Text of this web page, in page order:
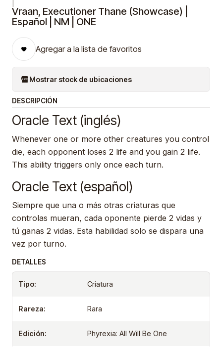
Vraan, Executioner Thane (Showcase) |
Español | NM | ONE
Agregar a la lista de favoritos
Mostrar stock de ubicaciones
DESCRIPCIÓN
Oracle Text (inglés)
Whenever one or more other creatures you control
die, each opponent loses 2 life and you gain 2 life.
This ability triggers only once each turn.
Oracle Text (español)
Siempre que una o más otras criaturas que
controlas mueran, cada oponente pierde 2 vidas y
tú ganas 2 vidas. Esta habilidad solo se dispara una
vez por turno.
DETALLES
Tipo: Criatura
Rareza: Rara
Edición: Phyrexia: All Will Be One